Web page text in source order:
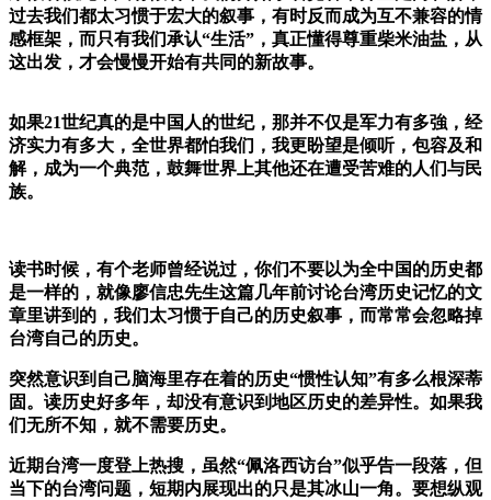
过去我们都太习惯于宏大的叙事，有时反而成为互不兼容的情
感框架，而只有我们承认“生活”，真正懂得尊重柴米油盐，从
这出发，才会慢慢开始有共同的新故事。
如果21世纪真的是中国人的世纪，那并不仅是军力有多強，经
济实力有多大，全世界都怕我们，我更盼望是倾听，包容及和
解，成为一个典范，鼓舞世界上其他还在遭受苦难的人们与民
族。
读书时候，有个老师曾经说过，你们不要以为全中国的历史都
是一样的，就像廖信忠先生这篇几年前讨论台湾历史记忆的文
章里讲到的，我们太习惯于自己的历史叙事，而常常会忽略掉
台湾自己的历史。
突然意识到自己脑海里存在着的历史“惯性认知”有多么根深蒂
固。读历史好多年，却没有意识到地区历史的差异性。如果我
们无所不知，就不需要历史。
近期台湾一度登上热搜，虽然“佩洛西访台”似乎告一段落，但
当下的台湾问题，短期内展现出的只是其冰山一角。要想纵观